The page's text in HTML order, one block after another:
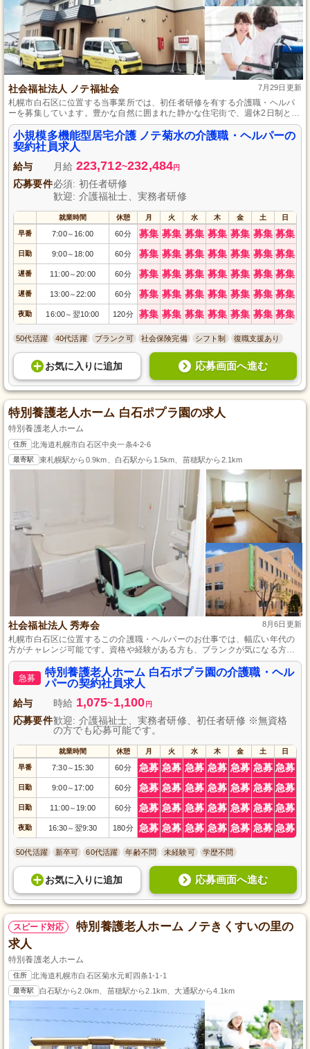
社会福祉法人 ノテ福祉会 7月29日更新
札幌市白石区に位置する当事業所では、初任者研修を有する介護職・ヘルパ
ーを募集しています。豊かな自然に囲まれた静かな住宅街で、週休2日制と年
間休日120日以上を設け、プライベートも充実させながら働けます。社内研修
でキャリアアップも目指せるため、未経験の方も安心して始められます。
小規模多機能型居宅介護 ノテ菊水の介護職・ヘルパーの
契約社員求人
給与 月給 223,712~232,484円
応募要件必須: 初任者研修
歓迎: 介護福祉士、実務者研修
就業時間 休憩 月 火 水 木 金 土 日
早番 7:00～ 16:00 60分 募集 募集 募集 募集 募集 募集 募集
日勤 9:00～ 18:00 60分 募集 募集 募集 募集 募集 募集 募集
遅番 11:00～20:00 60分 募集 募集 募集 募集 募集 募集 募集
遅番 13:00～22:00 60分 募集 募集 募集 募集 募集 募集 募集
夜勤 16:00～ 翌10:00 120分 募集 募集 募集 募集 募集 募集 募集
50代活躍 40代活躍 ブランク可 社会保険完備 シフト制 復職支援あり
お気に入り に追加 応募画面へ進む
特別養護老人ホーム 白石ポプラ園の求人
特別養護老人ホーム
住所 北海道札幌市白石区中央一条4-2-6
最寄駅 東札幌駅から0.9km、白石駅から1.5km、苗穂駅から2.1km
社会福祉法人 秀寿会 8月6日更新
札幌市白石区に位置するこの介護職・ヘルパーのお仕事では、幅広い年代の
方がチャレンジ可能です。資格や経験がある方も、ブランクが気になる方
も、研修制度が整っているため安心してスタートできます。経験者はもちろ
ん、これから介護の世界で活躍したい方にも、快適に通える立地の良さが魅
力です。ご応募をお待ちしています。
急募
特別養護老人ホーム 白石ポプラ園の介護職・ヘル
パーの契約社員求人
給与 時給 1,075~1,100 円
応募要件歓迎: 介護福祉士、実務者研修、初任者研修 ※無資格
の方でも応募可能です。
就業時間 休憩 月 火 水 木 金 土 日
早番 7:30～ 15:30 60分 急募 急募 急募 急募 急募 急募 急募
日勤 9:00～ 17:00 60分 急募 急募 急募 急募 急募 急募 急募
日勤 11:00～ 19:00 60分 急募 急募 急募 急募 急募 急募 急募
夜勤 16:30～ 翌9:30 180分 急募 急募 急募 急募 急募 急募 急募
50代活躍 新卒可 60代活躍 年齢不問 未経験可 学歴不問
お気に入り に追加 応募画面へ進む
スピード対応
特別養護老人ホーム ノテきくすいの里の
求人
特別養護老人ホーム
住所 北海道札幌市白石区菊水元町四条1-1-1
最寄駅 白石駅から2.0km、苗穂駅から2.1km、大通駅から4.1km